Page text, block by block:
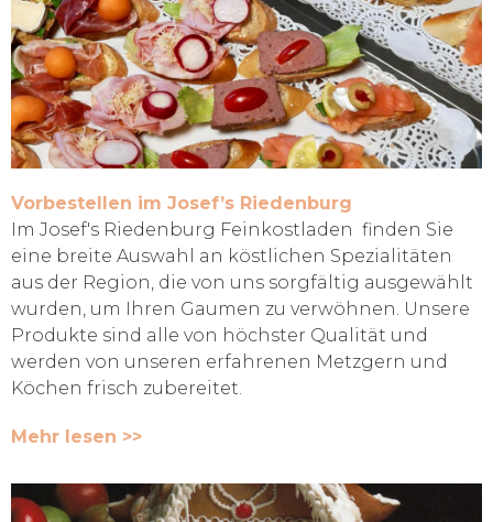
Vorbestellen im Josef’s Riedenburg
Im Josef's Riedenburg Feinkostladen finden Sie
eine breite Auswahl an köstlichen Spezialitäten
aus der Region, die von uns sorgfältig ausgewählt
wurden, um Ihren Gaumen zu verwöhnen. Unsere
Produkte sind alle von höchster Qualität und
werden von unseren erfahrenen Metzgern und
Köchen frisch zubereitet.
Mehr lesen >>